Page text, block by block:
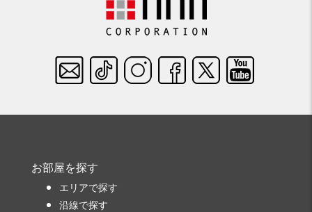
お部屋を探す
エリアで探す
沿線で探す